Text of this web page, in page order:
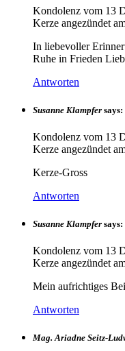
Kondolenz vom 13
Kerze angezündet
In liebevoller
Ruhe in Frieden
Antworten
Susanne Klampfer says:
Kondolenz vom 13
Kerze angezündet
Kerze-Gross
Antworten
Susanne Klampfer says:
Kondolenz vom 13
Kerze angezündet
Mein aufrichtiges
Antworten
Mag. Ariadne Seitz-